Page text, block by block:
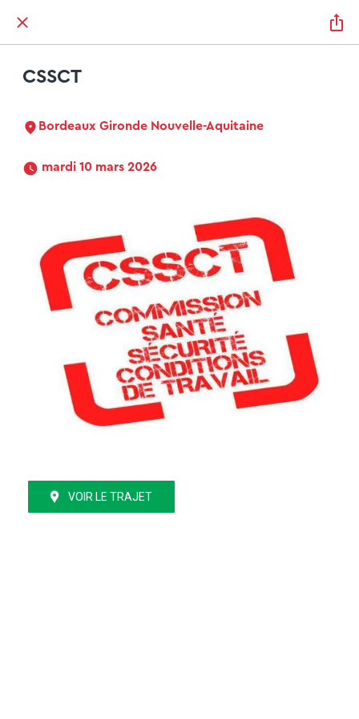
CSSCT
Bordeaux Gironde Nouvelle-Aquitaine
mardi 10 mars 2026
VOIR LE TRAJET